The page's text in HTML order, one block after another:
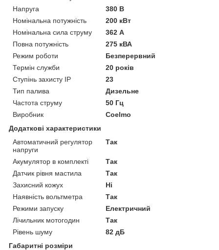
Напруга
380 В
Номінальна потужність
200 кВт
Номінальна сила струму
362 А
Повна потужність
275 кВА
Режим роботи
Безперервний
Термін служби
20 років
Ступінь захисту IP
23
Тип палива
Дизельне
Частота струму
50 Гц
Виробник
Coelmo
Додаткові характеристики
Автоматичний регулятор
напруги
Так
Акумулятор в комплекті
Так
Датчик рівня мастила
Так
Захисний кожух
Ні
Наявність вольтметра
Так
Режими запуску
Електричний
Лічильник мотогодин
Так
Рівень шуму
82 дБ
Габаритні розміри